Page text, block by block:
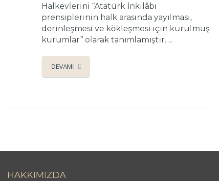
Halkevlerini “Atatürk İnkılâbı
prensiplerinin halk arasında yayılması,
derinleşmesi ve kökleşmesi için kurulmuş
kurumlar” olarak tanımlamıştır. ...
DEVAMI
HAKKIMIZDA